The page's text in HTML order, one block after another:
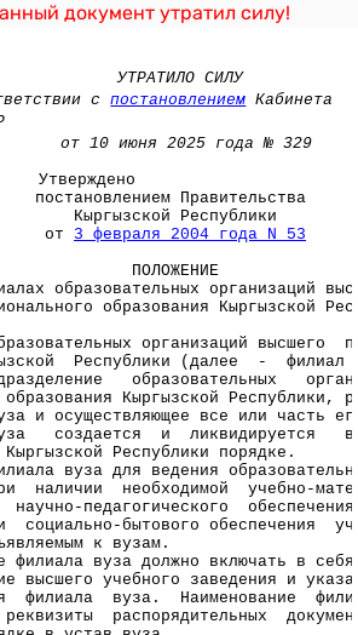
документ утратил силу!